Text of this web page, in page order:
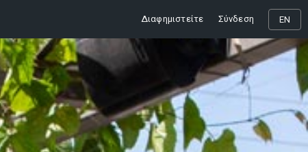
Διαφημιστείτε Σύνδεση EN